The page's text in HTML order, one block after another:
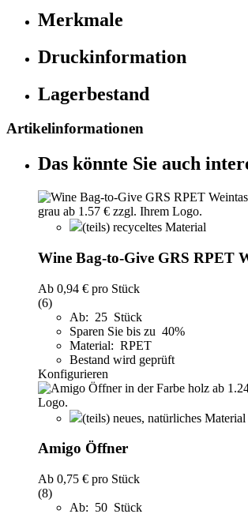
Merkmale
Druckinformation
Lagerbestand
Artikelinformationen
Das könnte Sie auch
(teils) recyceltes Material
Wine Bag-to-Give GRS RPET
Ab 0,94 € pro Stück
(6)
Ab: 25 Stück
Sparen Sie bis zu 40%
Material: RPET
Bestand wird geprüft
Konfigurieren
(teils) neues, natürliches Material
Amigo Öffner
Ab 0,75 € pro Stück
(8)
Ab: 50 Stück